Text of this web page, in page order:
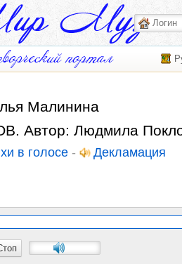
Малинина
Автор: Людмила
в голосе - Декламация